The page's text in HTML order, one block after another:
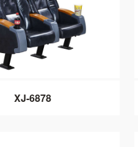
XJ-6878